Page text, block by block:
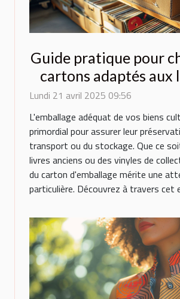
Guide pratique pour
cartons adaptés aux
vinyles
Lundi 21 avril 2025 09:56
L'emballage adéquat de vos biens
primordial pour assurer leur
transport ou du stockage. Que ce
livres anciens ou des vinyles de
du carton d'emballage mérite une
particulière. Découvrez à travers cet